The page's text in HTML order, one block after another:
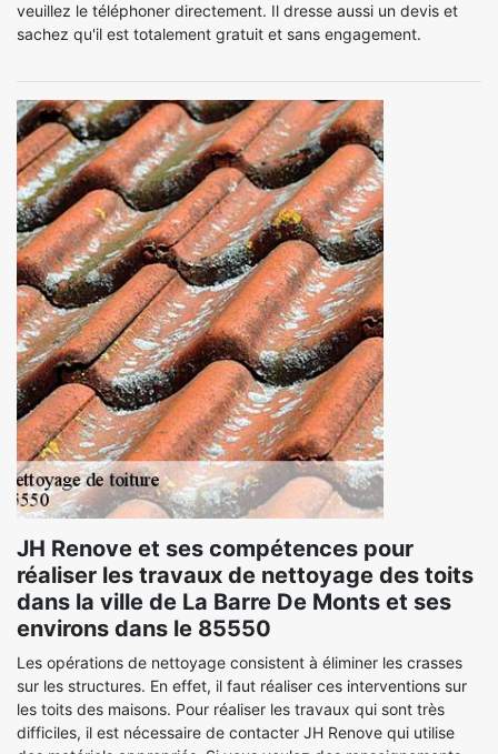
veuillez le téléphoner directement. Il dresse aussi un devis et
sachez qu'il est totalement gratuit et sans engagement.
JH Renove et ses compétences pour
réaliser les travaux de nettoyage des toits
dans la ville de La Barre De Monts et ses
environs dans le 85550
Les opérations de nettoyage consistent à éliminer les crasses
sur les structures. En effet, il faut réaliser ces interventions sur
les toits des maisons. Pour réaliser les travaux qui sont très
difficiles, il est nécessaire de contacter JH Renove qui utilise